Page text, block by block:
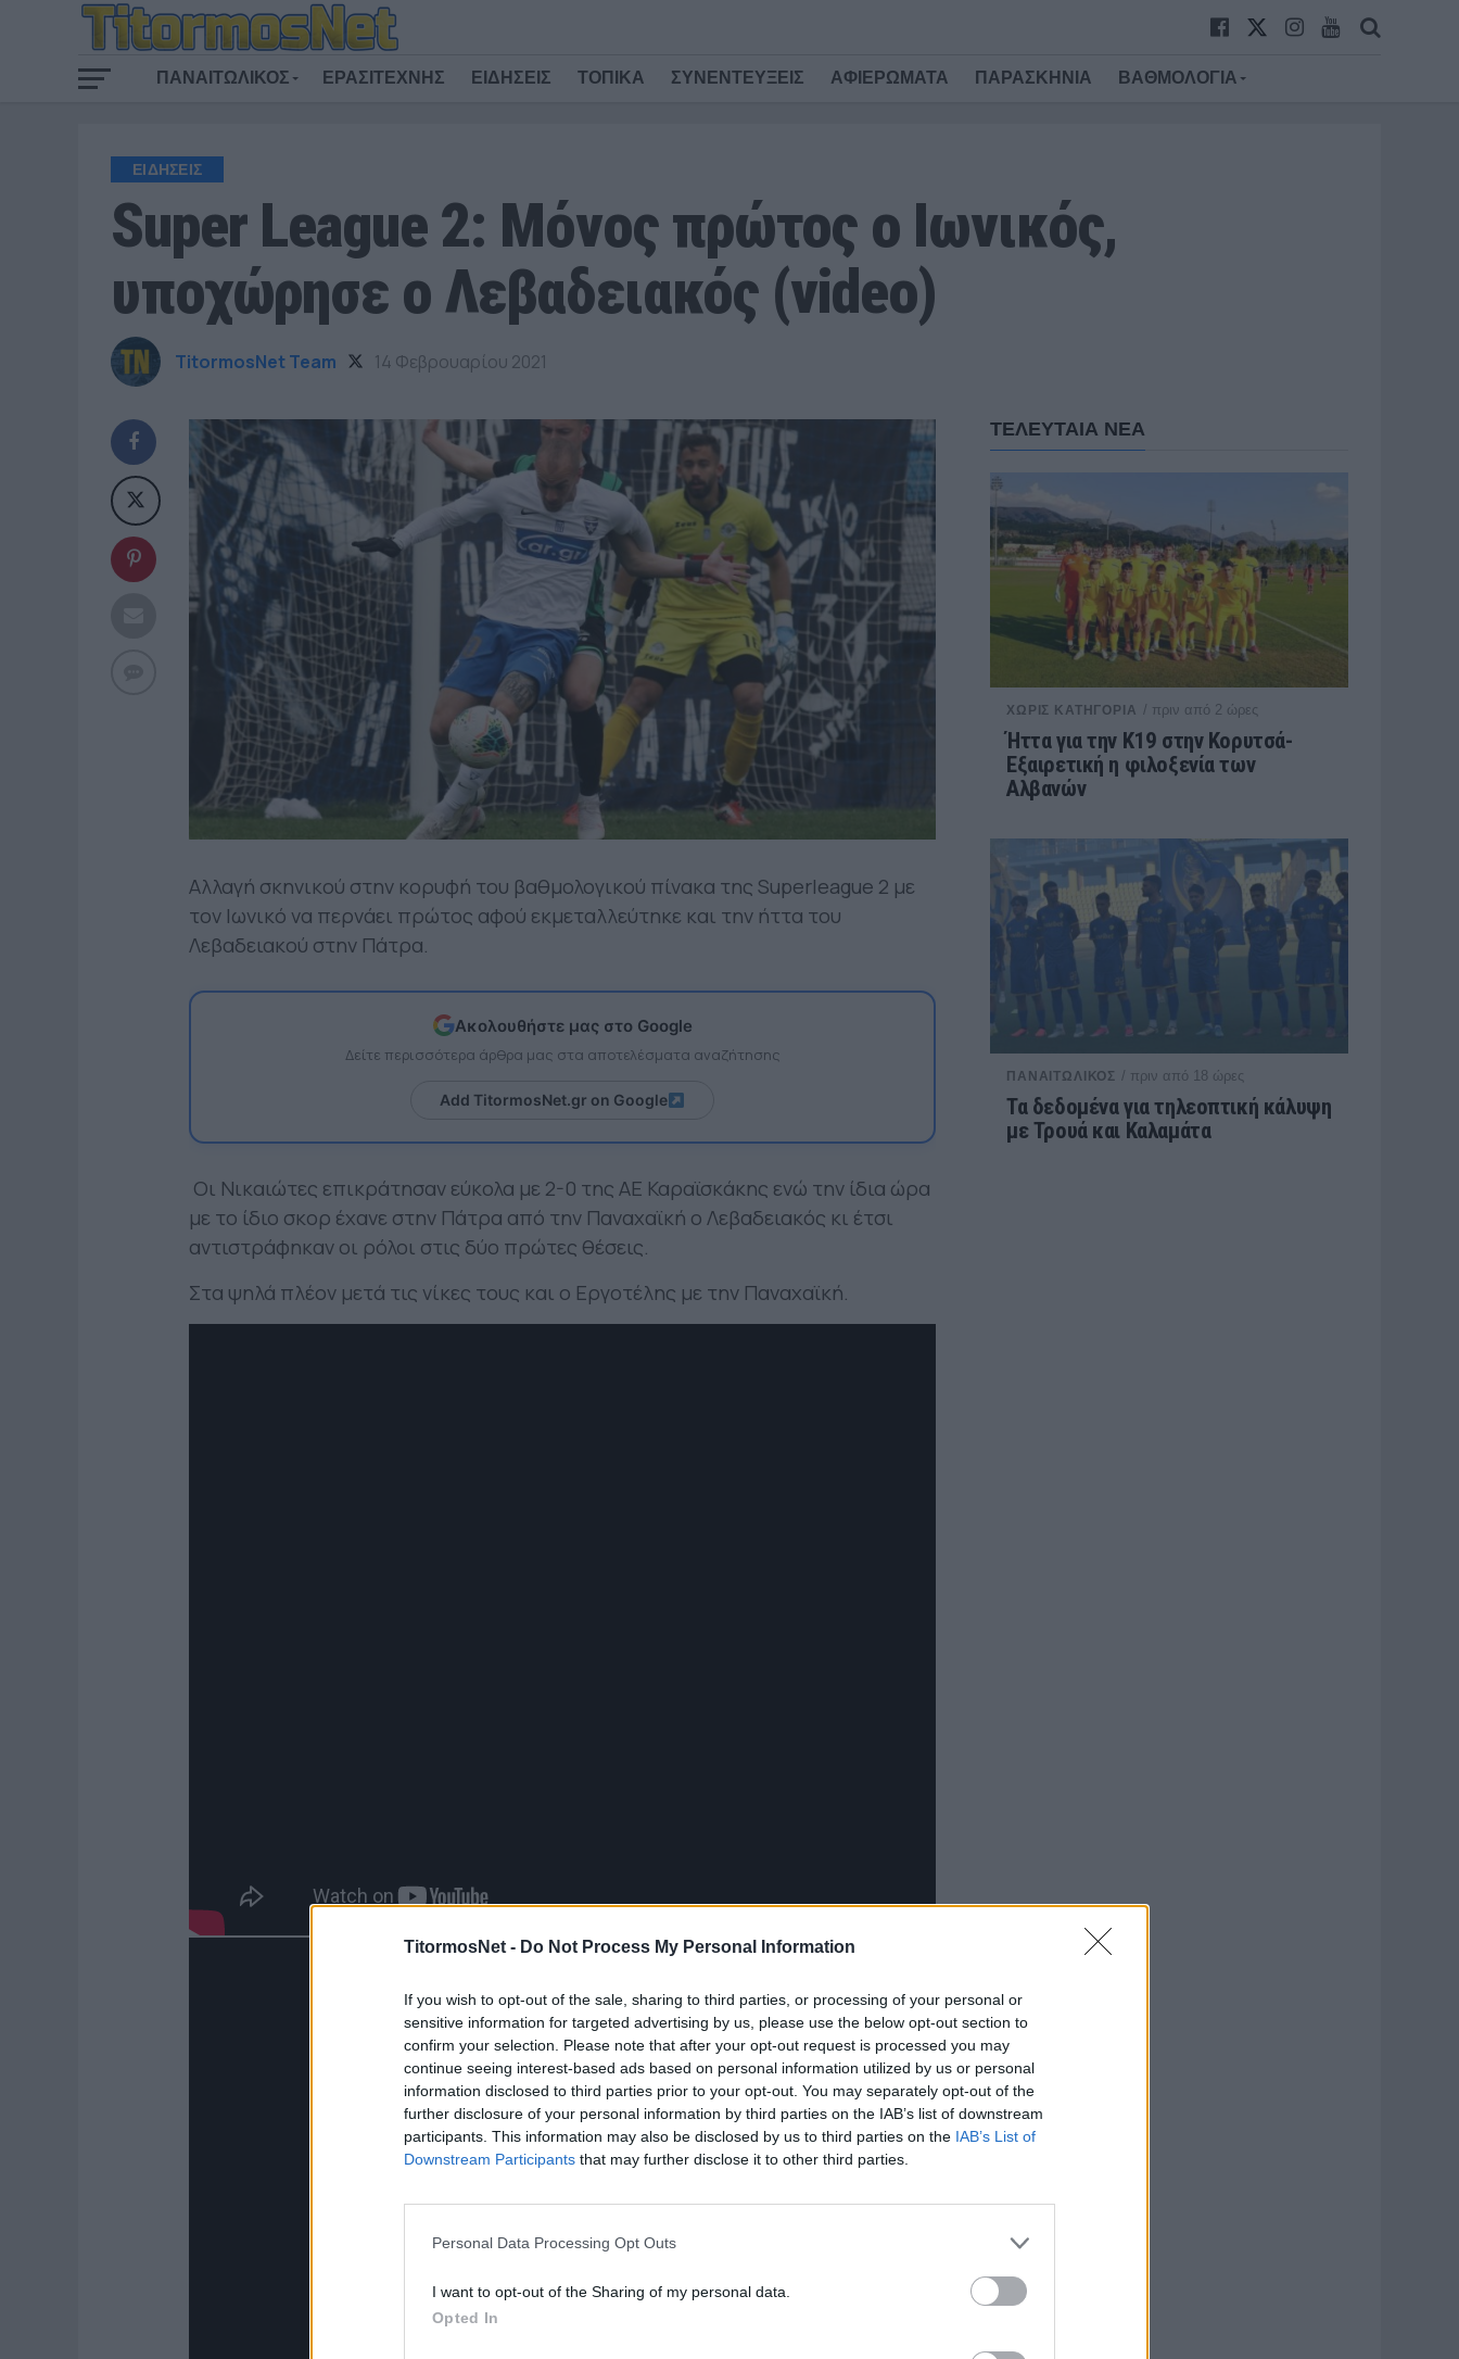
TitormosNet - Do Not Process My Personal Information
If you wish to opt-out of the sale, sharing to third parties, or processing of your personal or
sensitive information for targeted advertising by us, please use the below opt-out section to
confirm your selection. Please note that after your opt-out request is processed you may
continue seeing interest-based ads based on personal information utilized by us or personal
information disclosed to third parties prior to your opt-out. You may separately opt-out of the
further disclosure of your personal information by third parties on the IAB’s list of downstream
participants. This information may also be disclosed by us to third parties on the IAB’s List of
Downstream Participants that may further disclose it to other third parties.
Personal Data Processing Opt Outs
I want to opt-out of the Sharing of my personal data.
Opted In
ΠΑΝΑΙΤΩΛΙΚΟΣ ΕΡΑΣΙΤΕΧΝΗΣ ΕΙΔΗΣΕΙΣ ΤΟΠΙΚΑ ΣΥΝΕΝΤΕΥΞΕΙΣ ΑΦΙΕΡΩΜΑΤΑ ΠΑΡΑΣΚΗΝΙΑ ΒΑΘΜΟΛΟΓΙΑ
ΕΙΔΗΣΕΙΣ
Super League 2: Μόνος πρώτος ο Ιωνικός,
υποχώρησε ο Λεβαδειακός (video)
TitormosNet Team 14 Φεβρουαρίου 2021
Αλλαγή σκηνικού στην κορυφή του βαθμολογικού πίνακα της Superleague 2 με
τον Ιωνικό να περνάει πρώτος αφού εκμεταλλεύτηκε και την ήττα του
Λεβαδειακού στην Πάτρα.
Ακολουθήστε μας στο Google
Δείτε περισσότερα άρθρα μας στα αποτελέσματα αναζήτησης
Add TitormosNet.gr on Google
Οι Νικαιώτες επικράτησαν εύκολα με 2-0 της ΑΕ Καραϊσκάκης ενώ την ίδια ώρα
με το ίδιο σκορ έχανε στην Πάτρα από την Παναχαϊκή ο Λεβαδειακός κι έτσι
αντιστράφηκαν οι ρόλοι στις δύο πρώτες θέσεις.
Στα ψηλά πλέον μετά τις νίκες τους και ο Εργοτέλης με την Παναχαϊκή.
ΤΕΛΕΥΤΑΙΑ ΝΕΑ
ΧΩΡΊΣ ΚΑΤΗΓΟΡΊΑ / πριν από 2 ώρες
Ήττα για την Κ19 στην Κορυτσά-
Εξαιρετική η φιλοξενία των
Αλβανών
ΠΑΝΑΙΤΩΛΙΚΟΣ / πριν από 18 ώρες
Τα δεδομένα για τηλεοπτική κάλυψη
με Τρουά και Καλαμάτα